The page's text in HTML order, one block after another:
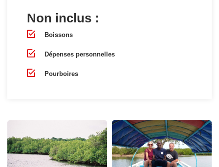
Non inclus :
Boissons
Dépenses personnelles
Pourboires